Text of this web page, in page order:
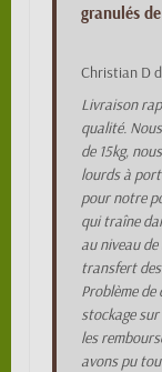
granulés
Christian D
Livraison
qualité.
de 15kg,
lourds à
pour notre
qui traîne
au niveau
transfert
Problème de
stockage
les
avons pu